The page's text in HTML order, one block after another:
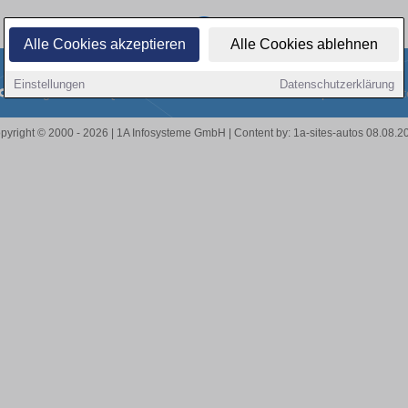
Alle Cookies akzeptieren Alle Cookies ablehnen
Einstellungen Datenschutzerklärung
Ratgeber Über Uns Impressum
© 2000 - 2026 | 1A Infosysteme GmbH | Content by: 1a-sites-autos